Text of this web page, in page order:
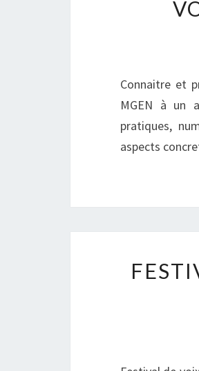
Connaitre et
MGEN à un
pratiques,
aspects